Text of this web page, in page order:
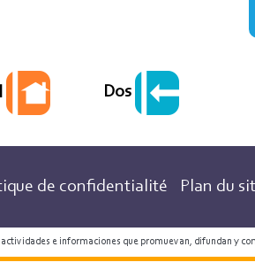
Dos
de confidentialité Plan du
e informaciones que promuevan, difundan y